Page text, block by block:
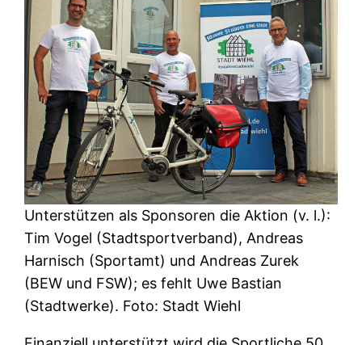
Unterstützen als Sponsoren die Aktion (v. l.):
Tim Vogel (Stadtsportverband), Andreas
Harnisch (Sportamt) und Andreas Zurek
(BEW und FSW); es fehlt Uwe Bastian
(Stadtwerke). Foto: Stadt Wiehl